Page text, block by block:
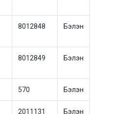
8012848 Бэлэн
8012849 Бэлэн
570 Бэлэн
2011131 Бэлэн